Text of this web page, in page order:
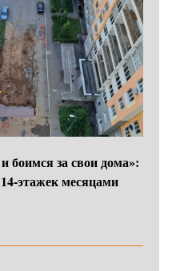
боимся за свои дома»:
этажек месяцами